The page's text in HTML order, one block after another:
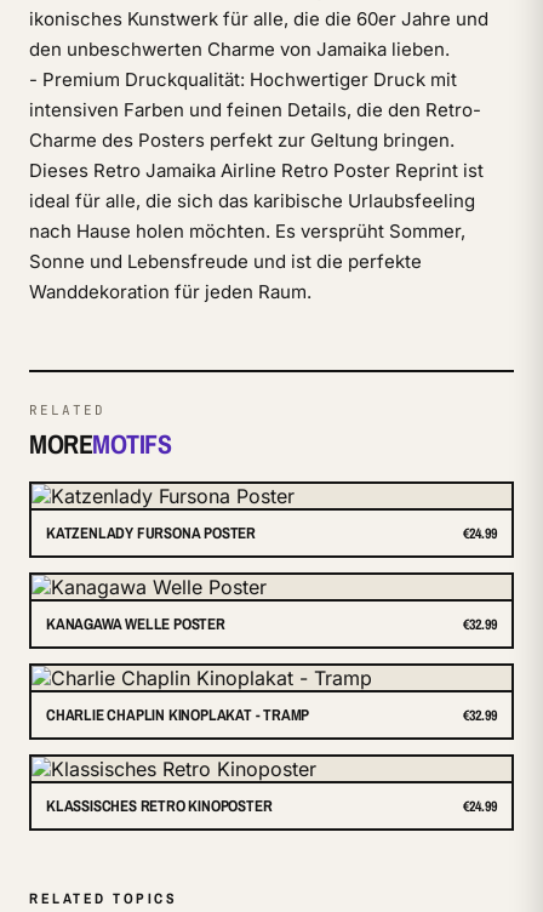
ikonisches Kunstwerk für alle, die die 60er Jahre und
den unbeschwerten Charme von Jamaika lieben.
- Premium Druckqualität: Hochwertiger Druck mit
intensiven Farben und feinen Details, die den Retro-
Charme des Posters perfekt zur Geltung bringen.
Dieses Retro Jamaika Airline Retro Poster Reprint ist
ideal für alle, die sich das karibische Urlaubsfeeling
nach Hause holen möchten. Es versprüht Sommer,
Sonne und Lebensfreude und ist die perfekte
Wanddekoration für jeden Raum.
RELATED
MOREMOTIFS
KATZENLADY FURSONA POSTER €24.99
KANAGAWA WELLE POSTER €32.99
CHARLIE CHAPLIN KINOPLAKAT - TRAMP €32.99
KLASSISCHES RETRO KINOPOSTER €24.99
RELATED TOPICS